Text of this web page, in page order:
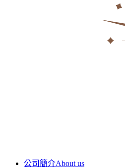
公司簡介About us